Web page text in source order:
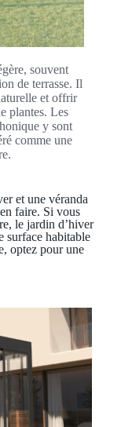
souvent
de terrasse. Il
et offrir
plantes. Les
y sont
comme une
et une véranda
faire. Si vous
le jardin d’hiver
surface habitable
optez pour une